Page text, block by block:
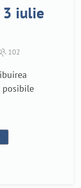
3 iulie
102
posibile